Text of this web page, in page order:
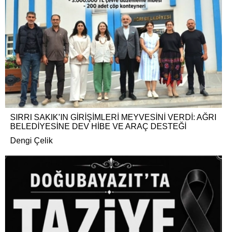
SIRRI SAKIK’IN GİRİŞİMLERİ MEYVESİNİ VERDİ: AĞRI
BELEDİYESİNE DEV HİBE VE ARAÇ DESTEĞİ
Dengi Çelik